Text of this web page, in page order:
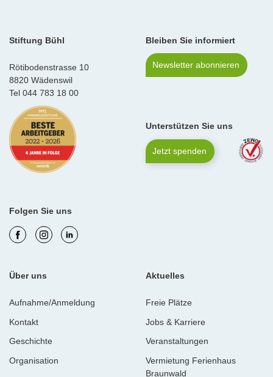
Stiftung Bühl
Rötibodenstrasse 10
8820 Wädenswil
Tel 044 783 18 00
Folgen Sie uns
Über uns
Aufnahme/Anmeldung
Kontakt
Geschichte
Organisation
Aktuelles
Freie Plätze
Jobs & Karriere
Veranstaltungen
Vermietung Ferienhaus
Braunwald
Bleiben Sie informiert
Newsletter abonnieren
Unterstützen Sie uns
Jetzt spenden